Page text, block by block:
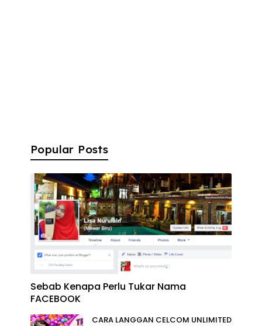
Popular Posts
Sebab Kenapa Perlu Tukar Nama
FACEBOOK
CARA LANGGAN CELCOM UNLIMITED